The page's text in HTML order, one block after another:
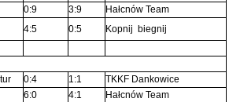
0:9 3:9
Hałcnów Team
4:5 0:5 Kopnij biegnij
0:4 1:1
TKKF Dankowice
6:0 4:1
Hałcnów Team